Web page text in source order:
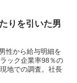
りを引いた男
性から給与明細を
ック企業率98％の
地での調査。社長